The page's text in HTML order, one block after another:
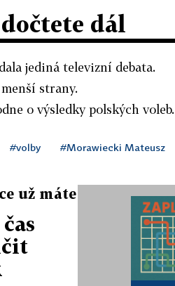
dočtete dál
jediná televizní debata.
strany.
o výsledky polských voleb.
#volby #Morawiecki Mateusz
už máte